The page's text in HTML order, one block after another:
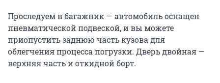
Проследуем в багажник — автомобиль оснащен
пневматической подвеской, и вы можете
приопустить заднюю часть кузова для
облегчения процесса погрузки. Дверь двойная —
верхняя часть и откидной борт.